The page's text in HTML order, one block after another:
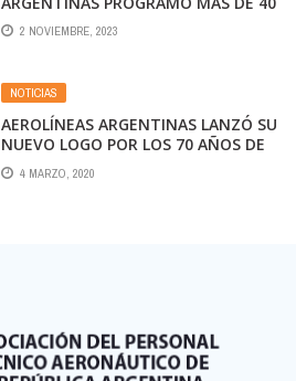
VUELOS A RÍO DE JANEIRO PARA
BOCA VS FLUMINENSE
2 NOVIEMBRE, 2023
NOTICIAS
AEROLÍNEAS ARGENTINAS LANZÓ SU
NUEVO LOGO POR LOS 70 AÑOS DE
LA EMPRESA
4 MARZO, 2020